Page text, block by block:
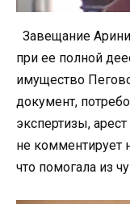
Завещание
при ее полной
имущество
документ,
экспертизы,
не комментирует
что помогала из